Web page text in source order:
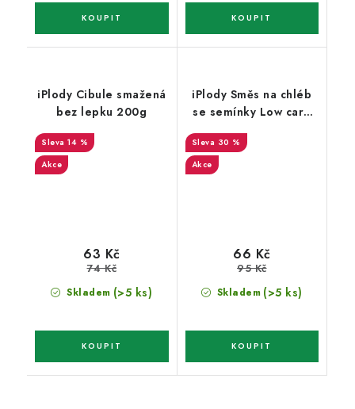
iPlody Cibule smažená
bez lepku 200g
14 %
Akce
Skladem (>5 ks)
63 Kč
74 Kč
iPlody Směs na chléb
se semínky Low carb
250g
30 %
Akce
Skladem (>5 ks)
66 Kč
95 Kč